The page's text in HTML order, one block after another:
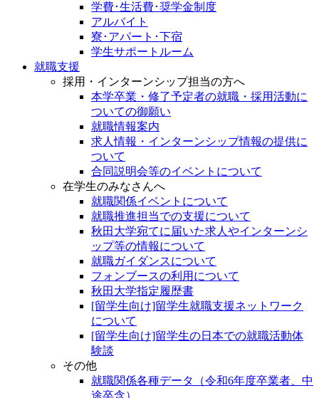
学費･生活費･奨学金制度
アルバイト
寮･アパート･下宿
学生サポートルーム
就職支援
採用・インターンシップ担当の方へ
本学卒業・修了予定者の就職・採用活動に
ついての御願い
就職情報案内
求人情報・インターンシップ情報の提供に
ついて
合同説明会等のイベントについて
在学生のみなさんへ
就職関係イベントについて
就職推進担当での支援について
秋田大学宛てに届いた求人やインターンシ
ップ等の情報について
就職ガイダンスについて
フォンブースの利用について
秋田大学指定履歴書
[留学生向け]留学生就職支援ネットワーク
について
[留学生向け]留学生の日本での就職活動体
験談
その他
就職関係各種データ（令和6年度卒業者、中
途卒含）